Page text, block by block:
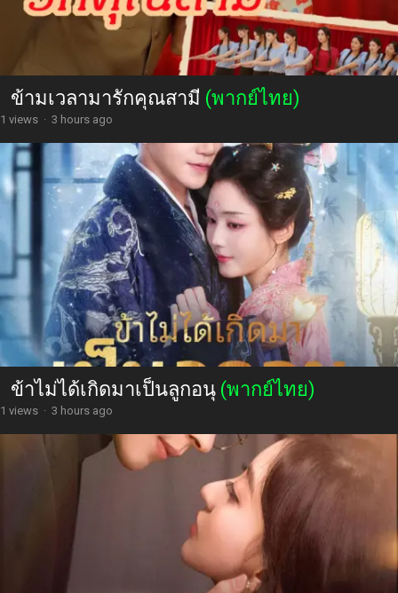
ข้ามเวลามารักคุณสามี (พากย์ไทย)
1 views · 3 hours ago
ข้าไม่ได้เกิดมาเป็นลูกอนุ (พากย์ไทย)
1 views · 3 hours ago